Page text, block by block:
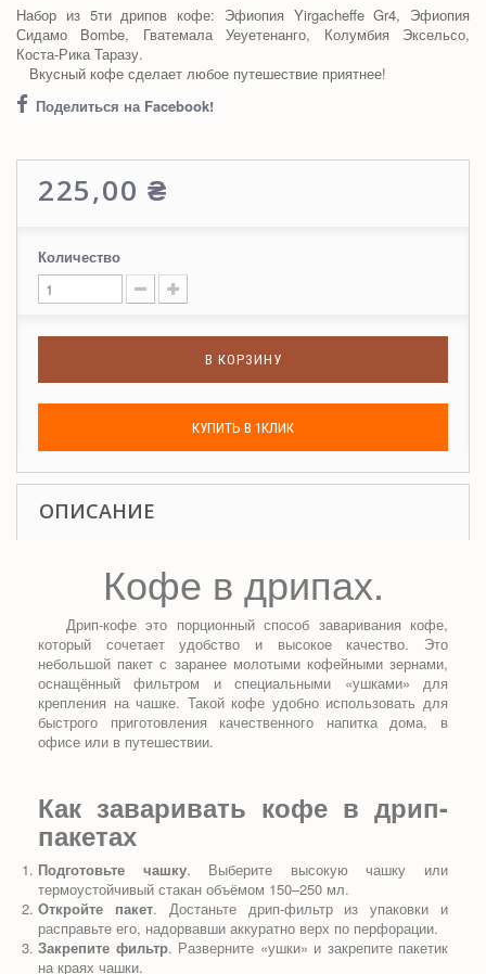
Набор из 5ти дрипов кофе: Эфиопия Yirgacheffe Gr4, Эфиопия
Сидамо Bombe, Гватемала Уеуетенанго, Колумбия Эксельсо,
Коста-Рика Таразу.
Вкусный кофе сделает любое путешествие приятнее!
Поделиться на Facebook!
225,00 ₴
Количество
В КОРЗИНУ
КУПИТЬ В 1КЛИК
ОПИСАНИЕ
Кофе в дрипах.
Дрип-кофе это порционный способ заваривания кофе,
который сочетает удобство и высокое качество. Это
небольшой пакет с заранее молотыми кофейными зернами,
оснащённый фильтром и специальными «ушками» для
крепления на чашке. Такой кофе удобно использовать для
быстрого приготовления качественного напитка дома, в
офисе или в путешествии.
Как заваривать кофе в дрип-
пакетах
Подготовьте чашку. Выберите высокуючашку или
термоустойчивый стакан объёмом 150–250 мл.
Откройте пакет. Достаньте дрип-фильтр из упаковки и
расправьте его, надорвавши аккуратно верх по перфорации.
Закрепите фильтр. Разверните «ушки» и закрепите пакетик
на краях чашки.